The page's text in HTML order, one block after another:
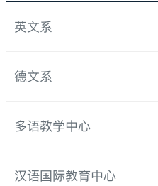
英文系
德文系
多语教学中心
汉语国际教育中心